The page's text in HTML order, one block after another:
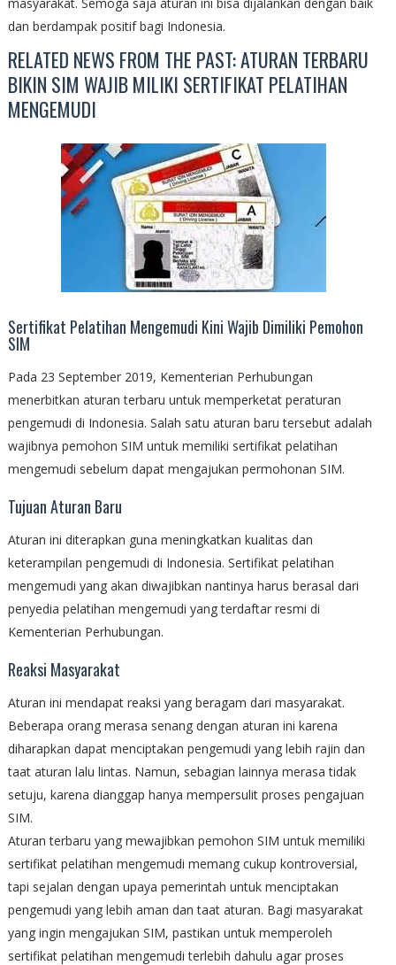
dan berdampak positif bagi Indonesia.
RELATED NEWS FROM THE PAST: ATURAN TERBARU
BIKIN SIM WAJIB MILIKI SERTIFIKAT PELATIHAN
MENGEMUDI
Sertifikat Pelatihan Mengemudi Kini Wajib Dimiliki Pemohon
SIM
Pada 23 September 2019, Kementerian Perhubungan
menerbitkan aturan terbaru untuk memperketat peraturan
pengemudi di Indonesia. Salah satu aturan baru tersebut adalah
wajibnya pemohon SIM untuk memiliki sertifikat pelatihan
mengemudi sebelum dapat mengajukan permohonan SIM.
Tujuan Aturan Baru
Aturan ini diterapkan guna meningkatkan kualitas dan
keterampilan pengemudi di Indonesia. Sertifikat pelatihan
mengemudi yang akan diwajibkan nantinya harus berasal dari
penyedia pelatihan mengemudi yang terdaftar resmi di
Kementerian Perhubungan.
Reaksi Masyarakat
Aturan ini mendapat reaksi yang beragam dari masyarakat.
Beberapa orang merasa senang dengan aturan ini karena
diharapkan dapat menciptakan pengemudi yang lebih rajin dan
taat aturan lalu lintas. Namun, sebagian lainnya merasa tidak
setuju, karena dianggap hanya mempersulit proses pengajuan
SIM.
Aturan terbaru yang mewajibkan pemohon SIM untuk memiliki
sertifikat pelatihan mengemudi memang cukup kontroversial,
tapi sejalan dengan upaya pemerintah untuk menciptakan
pengemudi yang lebih aman dan taat aturan. Bagi masyarakat
yang ingin mengajukan SIM, pastikan untuk memperoleh
sertifikat pelatihan mengemudi terlebih dahulu agar proses